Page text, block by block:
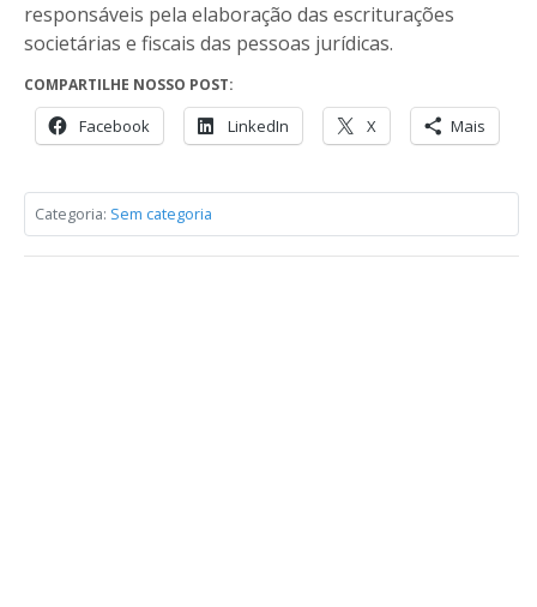
responsáveis pela elaboração das escriturações
societárias e fiscais das pessoas jurídicas.
COMPARTILHE NOSSO POST:
Facebook LinkedIn X Mais
Categoria: Sem categoria